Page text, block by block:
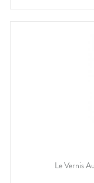
Le Vernis